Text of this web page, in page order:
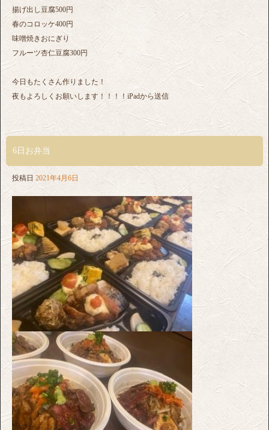
揚げ出し豆腐500円
春のコロッケ400円
味噌焼きおにぎり
フルーツ杏仁豆腐300円
今日もたくさん作りました！
夜もよろしくお願いします！！！！iPadから送信
6日お弁当
投稿日 2021年4月6日